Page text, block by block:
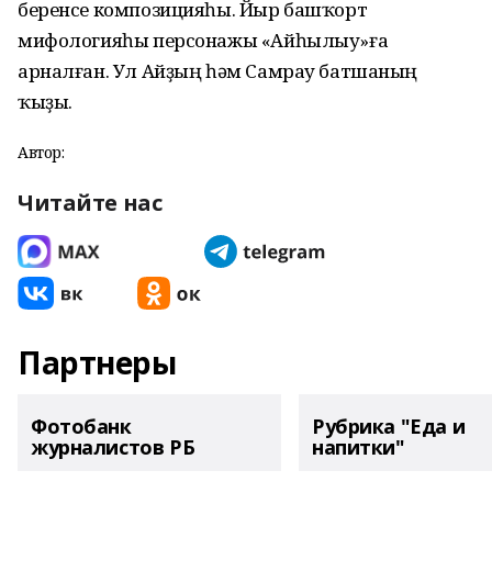
беренсе композицияһы. Йыр башҡорт
мифологияһы персонажы «Айһылыу»ға
арналған. Ул Айҙың һәм Самрау батшаның
ҡыҙы.
Автор:
Читайте нас
Партнеры
Фотобанк
журналистов РБ
Рубрика "Еда и
напитки"